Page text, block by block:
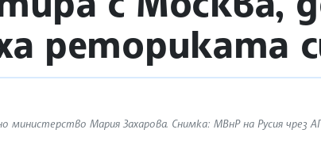
реториката
министерство Мария Захарова. Снимка: МВнР на Русия чрез